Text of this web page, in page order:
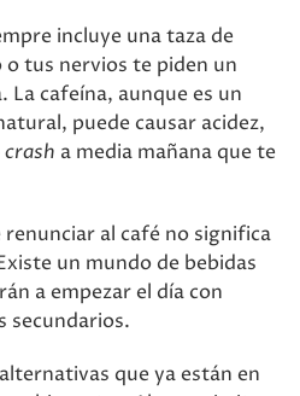
incluye una taza de
tus nervios te piden un
La cafeína, aunque es un
puede causar acidez,
crash a media mañana que te
renunciar al café no significa
un mundo de bebidas
a empezar el día con
secundarios.
que ya están en